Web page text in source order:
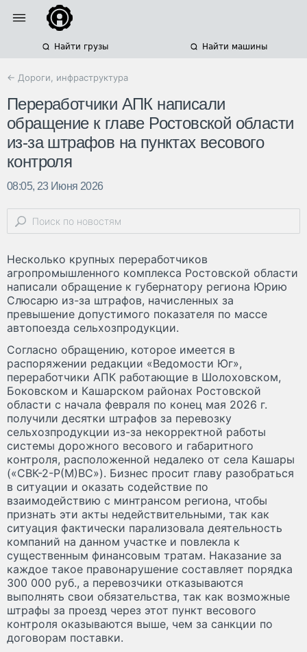
Найти грузы Найти машины
← Дороги, инфраструктура
Переработчики АПК написали
обращение к главе Ростовской области
из-за штрафов на пунктах весового
контроля
08:05, 23 Июня 2026
Несколько крупных переработчиков
агропромышленного комплекса Ростовской области
написали обращение к губернатору региона Юрию
Слюсарю из-за штрафов, начисленных за
превышение допустимого показателя по массе
автопоезда сельхозпродукции.
Согласно обращению, которое имеется в
распоряжении редакции «Ведомости Юг»,
переработчики АПК работающие в Шолоховском,
Боковском и Кашарском районах Ростовской
области с начала февраля по конец мая 2026 г.
получили десятки штрафов за перевозку
сельхозпродукции из-за некорректной работы
системы дорожного весового и габаритного
контроля, расположенной недалеко от села Кашары
(«СВК-2-Р(М)ВС»). Бизнес просит главу разобраться
в ситуации и оказать содействие по
взаимодействию с минтрансом региона, чтобы
признать эти акты недействительными, так как
ситуация фактически парализовала деятельность
компаний на данном участке и повлекла к
существенным финансовым тратам. Наказание за
каждое такое правонарушение составляет порядка
300 000 руб., а перевозчики отказываются
выполнять свои обязательства, так как возможные
штрафы за проезд через этот пункт весового
контроля оказываются выше, чем за санкции по
договорам поставки.